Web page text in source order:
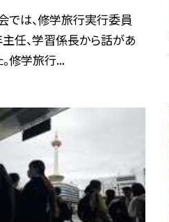
では、修学旅行実行委員
主任、学習係長から話があ
。修学旅行...